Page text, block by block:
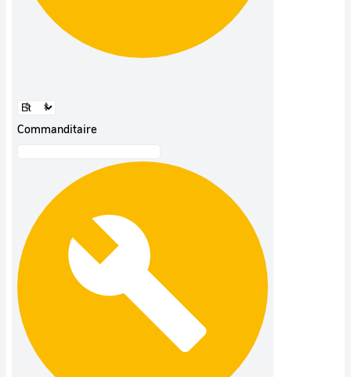
Commanditaire